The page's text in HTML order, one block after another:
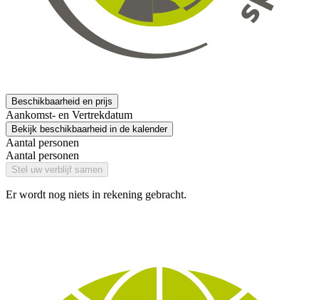
Beschikbaarheid en prijs
Aankomst- en Vertrekdatum
Bekijk beschikbaarheid in de kalender
Aantal personen
Aantal personen
Stel uw verblijf samen
Er wordt nog niets in rekening gebracht.